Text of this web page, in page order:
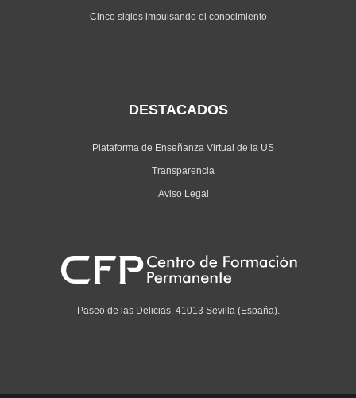
Cinco siglos impulsando el conocimiento
DESTACADOS
Plataforma de Enseñanza Virtual de la US
Transparencia
Aviso Legal
Paseo de las Delicias. 41013 Sevilla (Espańa).